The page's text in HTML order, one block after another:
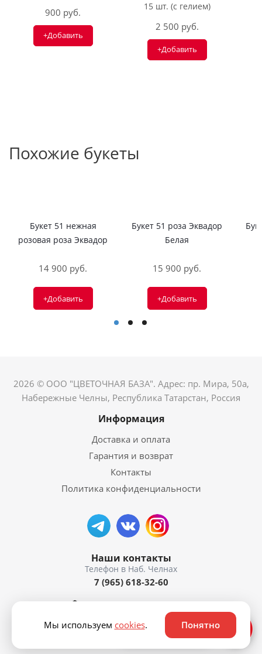
900 руб.
+Добавить
15 шт. (с гелием)
2 500 руб.
+Добавить
Похожие букеты
Букет 51 нежная
розовая роза Эквадор
14 900 руб.
+Добавить
Букет 51 роза Эквадор
Белая
15 900 руб.
+Добавить
2026 © ООО "ЦВЕТОЧНАЯ БАЗА". Адрес: пр. Мира, 50а,
Набережные Челны, Республика Татарстан, Россия
Информация
Доставка и оплата
Гарантия и возврат
Контакты
Политика конфиденциальности
Наши контакты
7 (965) 618-32-60
Ответим быстро ⚡
Мы используем cookies. Понятно